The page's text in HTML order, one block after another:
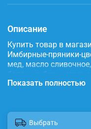
Описание
Купить товар в
Имбирные-пряники-
мед, масло
белок, имбирь,
Показать полностью
Выбрать